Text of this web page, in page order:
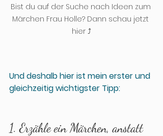
Bist du auf der Suche nach Ideen zum
Märchen Frau Holle? Dann schau jetzt
hier ⤴️
Und deshalb hier ist mein erster und
gleichzeitig wichtigster Tipp:
1. Erzähle ein Märchen, anstatt